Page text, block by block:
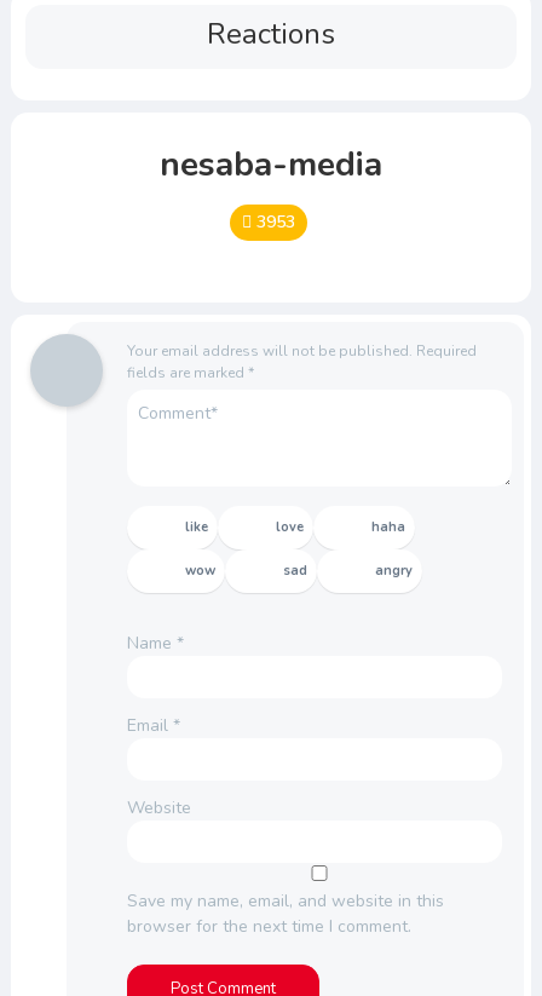
Reactions
nesaba-media
3953
Your email address will not be published. Required
fields are marked *
like love haha
wow sad angry
Name *
Email *
Website
Save my name, email, and website in this
browser for the next time I comment.